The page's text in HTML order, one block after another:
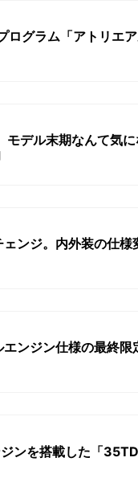
ログラム「アトリエ
デル末期なんて気
ンジ。内外装の仕様
ンジン仕様の最終
ンを搭載した「